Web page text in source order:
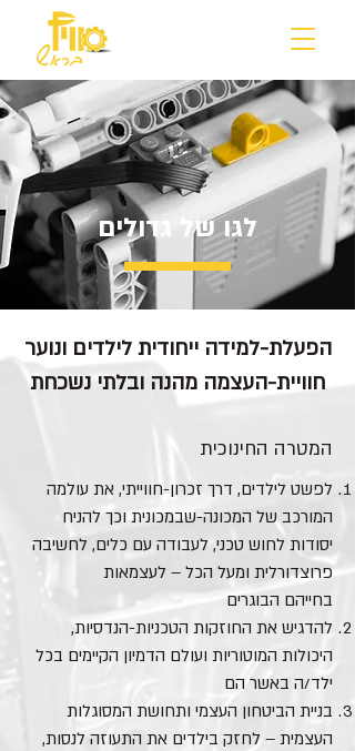
לגו של גדולים
הפעלת-למידה ייחודית לילדים ונוער​
חוויית-העצמה מהנה ובלתי נשכחת
לפשט לילדים, דרך זכרון-חווייתי, את עולמה
המורכב של המכונה-שבמכונית וכך להניח
יסודות לחוש טכני, לעבודה עם כלים, לחשיבה
פרוצדורלית ומעל הכל – לעצמאות
בחייהם הבוגרים
להדגיש את החוזקות הטכניות-הנדסיות,
היכולות המוטוריות ועולם הדמיון הקיימים בכל
ילד/ה באשר הם
בניית הביטחון העצמי ותחושת המסוגלות
העצמית – לחזק בילדים את התעוזה לנסות,
המטרה החינוכית